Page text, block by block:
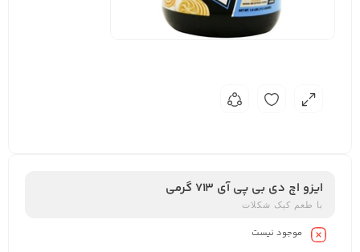
ایزو اچ دی بی پی آی 713 گرمی
با طعم کیک شکلات
موجود نیست